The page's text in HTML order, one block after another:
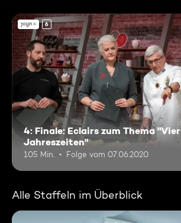
6
4: Finale: Eclairs zum Thema "Vier
Jahreszeiten"
105 Min. Folge vom 07.06.2020
Alle Staffeln im Überblick